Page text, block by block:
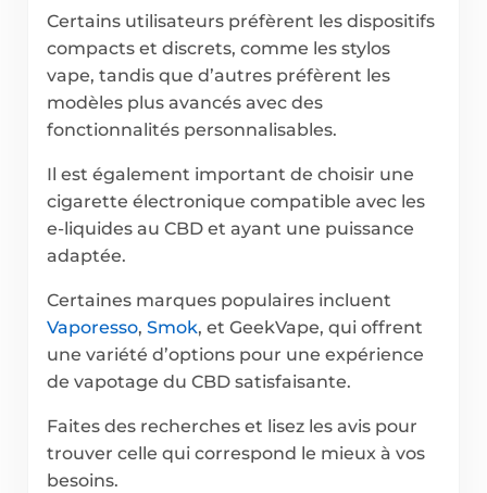
Certains utilisateurs préfèrent les dispositifs
compacts et discrets, comme les stylos
vape, tandis que d’autres préfèrent les
modèles plus avancés avec des
fonctionnalités personnalisables.
Il est également important de choisir une
cigarette électronique compatible avec les
e-liquides au CBD et ayant une puissance
adaptée.
Certaines marques populaires incluent
Vaporesso, Smok, et GeekVape, qui offrent
une variété d’options pour une expérience
de vapotage du CBD satisfaisante.
Faites des recherches et lisez les avis pour
trouver celle qui correspond le mieux à vos
besoins.